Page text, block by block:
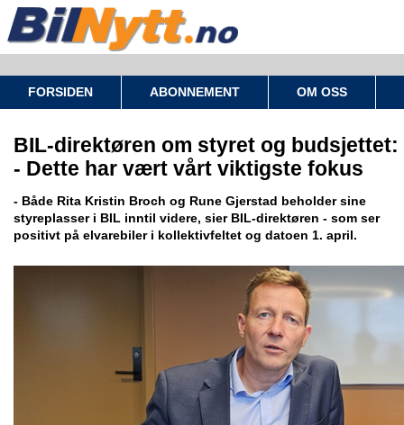
FORSIDEN ABONNEMENT OM OSS
BIL-direktøren om styret og budsjettet:
- Dette har vært vårt viktigste fokus
- Både Rita Kristin Broch og Rune Gjerstad beholder sine
styreplasser i BIL inntil videre, sier BIL-direktøren - som ser
positivt på elvarebiler i kollektivfeltet og datoen 1. april.